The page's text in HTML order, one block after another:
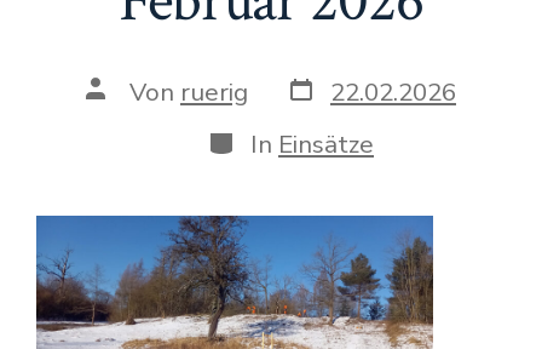
Beitragsautor
Von ruerig
22.02.2026
Kategorien
In Einsätze